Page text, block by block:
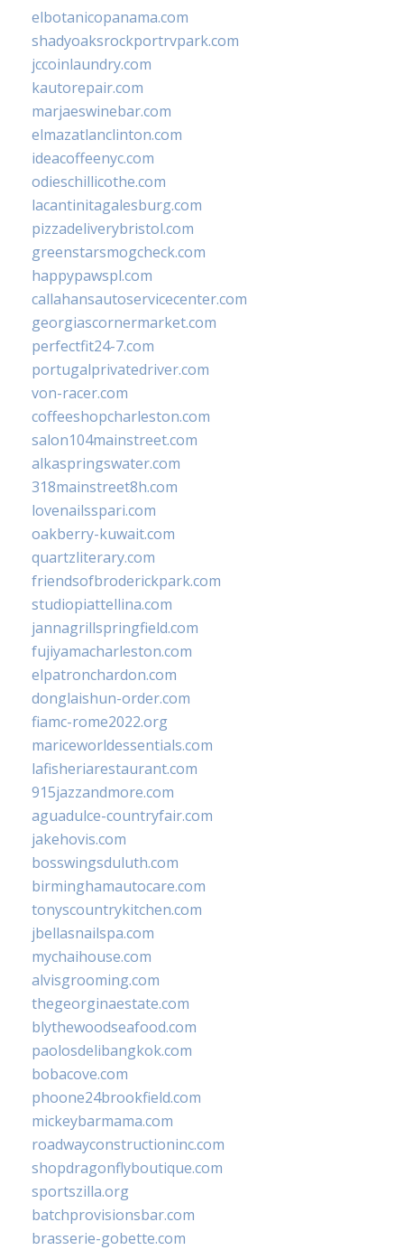
elbotanicopanama.com
shadyoaksrockportrvpark.com
jccoinlaundry.com
kautorepair.com
marjaeswinebar.com
elmazatlanclinton.com
ideacoffeenyc.com
odieschillicothe.com
lacantinitagalesburg.com
pizzadeliverybristol.com
greenstarsmogcheck.com
happypawspl.com
callahansautoservicecenter.com
georgiascornermarket.com
perfectfit24-7.com
portugalprivatedriver.com
von-racer.com
coffeeshopcharleston.com
salon104mainstreet.com
alkaspringswater.com
318mainstreet8h.com
lovenailsspari.com
oakberry-kuwait.com
quartzliterary.com
friendsofbroderickpark.com
studiopiattellina.com
jannagrillspringfield.com
fujiyamacharleston.com
elpatronchardon.com
donglaishun-order.com
fiamc-rome2022.org
mariceworldessentials.com
lafisheriarestaurant.com
915jazzandmore.com
aguadulce-countryfair.com
jakehovis.com
bosswingsduluth.com
birminghamautocare.com
tonyscountrykitchen.com
jbellasnailspa.com
mychaihouse.com
alvisgrooming.com
thegeorginaestate.com
blythewoodseafood.com
paolosdelibangkok.com
bobacove.com
phoone24brookfield.com
mickeybarmama.com
roadwayconstructioninc.com
shopdragonflyboutique.com
sportszilla.org
batchprovisionsbar.com
brasserie-gobette.com